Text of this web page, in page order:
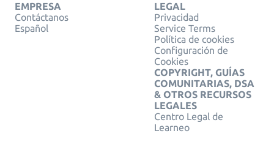
EMPRESA
Contáctanos
Español
LEGAL
Privacidad
Service Terms
Política de cookies
Configuración de
Cookies
COPYRIGHT, GUÍAS
COMUNITARIAS, DSA
& OTROS RECURSOS
LEGALES
Centro Legal de
Learneo